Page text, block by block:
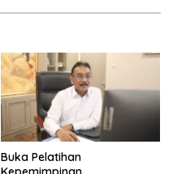
Buka Pelatihan